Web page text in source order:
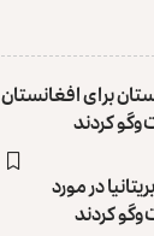
برای افغانستان
کردند
در مورد
کردند